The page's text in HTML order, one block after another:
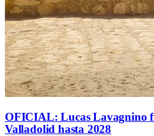
OFICIAL: Lucas Lavagnino
Valladolid hasta 2028